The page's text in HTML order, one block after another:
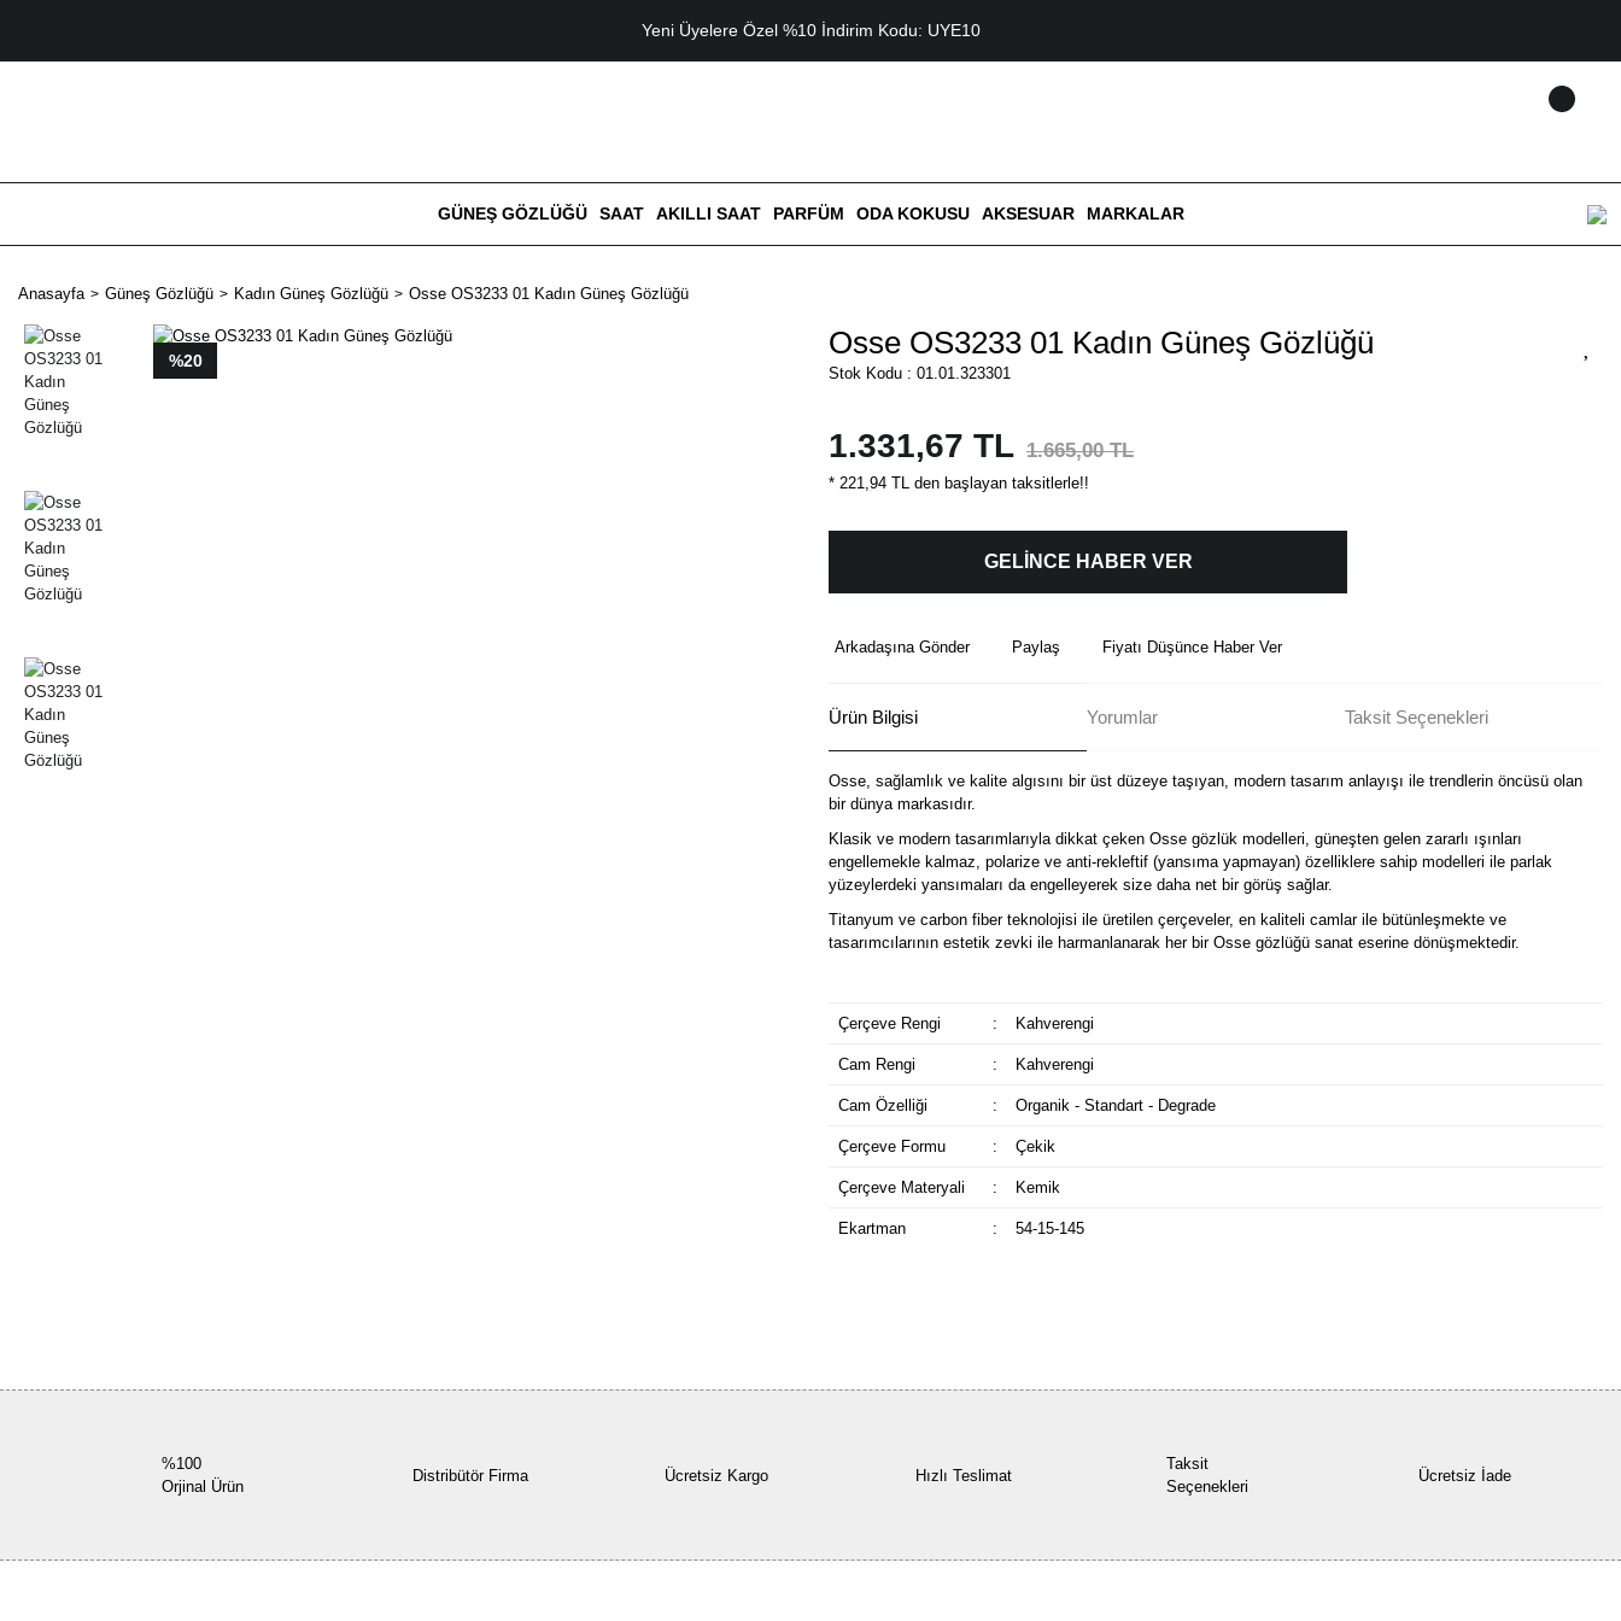
Yeni Üyelere Özel %10 İndirim Kodu: UYE10
GÜNEŞ GÖZLÜĞÜ SAAT AKILLI SAAT PARFÜM ODA KOKUSU AKSESUAR MARKALAR
Anasayfa Güneş Gözlüğü Kadın Güneş Gözlüğü Osse OS3233 01 Kadın Güneş Gözlüğü
%20 Osse OS3233 01 Kadın Güneş Gözlüğü
Stok Kodu : 01.01.323301
1.331,67 TL 1.665,00 TL
* 221,94 TL den başlayan taksitlerle!!
GELİNCE HABER VER
Arkadaşına Gönder Paylaş Fiyatı Düşünce Haber Ver
Ürün Bilgisi Yorumlar Taksit Seçenekleri
Osse, sağlamlık ve kalite algısını bir üst düzeye taşıyan, modern tasarım anlayışı ile trendlerin öncüsü olan
bir dünya markasıdır.
Klasik ve modern tasarımlarıyla dikkat çeken Osse gözlük modelleri, güneşten gelen zararlı ışınları
engellemekle kalmaz, polarize ve anti-rekleftif (yansıma yapmayan) özelliklere sahip modelleri ile parlak
yüzeylerdeki yansımaları da engelleyerek size daha net bir görüş sağlar.
Titanyum ve carbon fiber teknolojisi ile üretilen çerçeveler, en kaliteli camlar ile bütünleşmekte ve
tasarımcılarının estetik zevki ile harmanlanarak her bir Osse gözlüğü sanat eserine dönüşmektedir.
Çerçeve Rengi : Kahverengi
Cam Rengi : Kahverengi
Cam Özelliği : Organik - Standart - Degrade
Çerçeve Formu : Çekik
Çerçeve Materyali : Kemik
Ekartman : 54-15-145
%100
Orjinal Ürün
Distribütör Firma Ücretsiz Kargo Hızlı Teslimat
Taksit
Seçenekleri
Ücretsiz İade